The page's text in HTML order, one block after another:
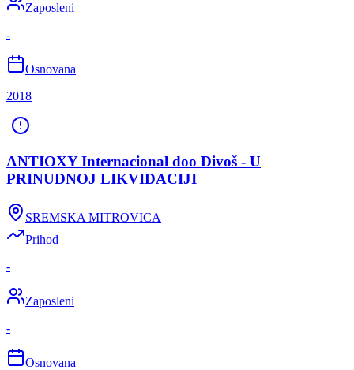
Zaposleni
-
Osnovana
2018
ANTIOXY Internacional doo Divoš - U
PRINUDNOJ LIKVIDACIJI
SREMSKA MITROVICA
Prihod
-
Zaposleni
-
Osnovana